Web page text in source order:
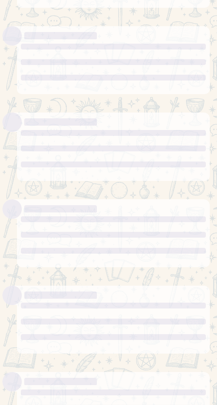
Добре
1
6 ДНІВПІЗНІШЕ
Олексій Карта 1 – Як будуть розвиватися
важливі справи у майбутній період
Король пентаклів
Все має бути стабільно та
потрібно і як можна цього досягнути.
все зрозуміло, тому що всі спілкуються мовою якою я
думаю
обстановка, спілкування з близькими, коханою
людиною